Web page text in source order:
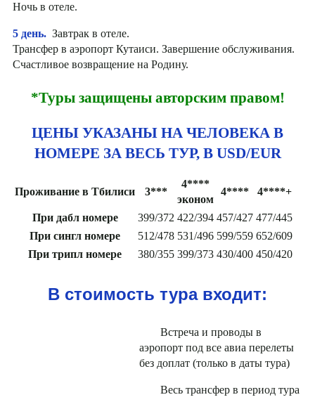
Ночь в отеле.
5 день. Завтрак в отеле.
Трансфер в аэропорт Кутаиси. Завершение обслуживания.
Счастливое возвращение на Родину.
*Туры защищены авторским правом!
ЦЕНЫ УКАЗАНЫ НА ЧЕЛОВЕКА В
НОМЕРЕ ЗА ВЕСЬ ТУР, В USD/EUR
Проживание в Тбилиси 3***
4****
эконом
4**** 4****+
При дабл номере 399/372 422/394 457/427 477/445
При сингл номере
512/478 531/496 599/559 652/609
При трипл номере
380/355 399/373 430/400 450/420
В стоимость тура входит:
Встреча и проводы в
аэропорт под все авиа перелеты
без доплат (только в даты тура)
Весь трансфер в период тура